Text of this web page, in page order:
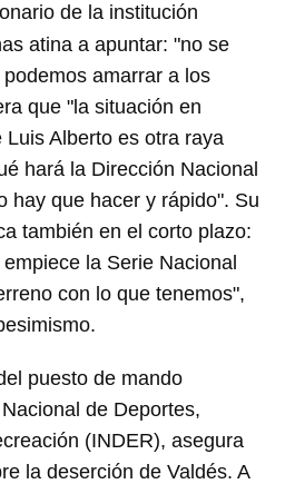
de la institución
atina a apuntar: "no se
amarrar a los
que "la situación en
Alberto es otra raya
hará la Dirección Nacional
hay que hacer y rápido". Su
también en el corto plazo:
la Serie Nacional
con lo que tenemos",
puesto de mando
de Deportes,
(INDER), asegura
la deserción de Valdés. A